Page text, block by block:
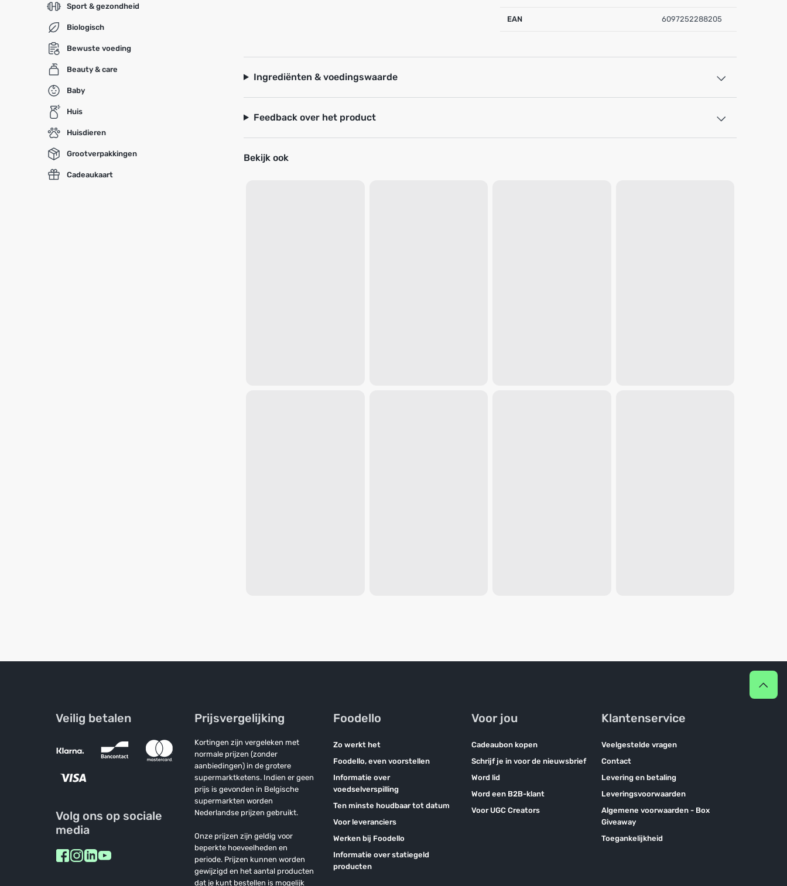
Sport & gezondheid
Biologisch
Bewuste voeding
Beauty & care
Baby
Huis
Huisdieren
Grootverpakkingen
Cadeaukaart
EAN 6097252288205
Ingrediënten & voedingswaarde
Feedback over het product
Bekijk ook
Veilig betalen
Volg ons op sociale
media
Prijsvergelijking
Kortingen zijn vergeleken met
normale prijzen (zonder
aanbiedingen) in de grotere
supermarktketens. Indien er geen
prijs is gevonden in Belgische
supermarkten worden
Nederlandse prijzen gebruikt.
Onze prijzen zijn geldig voor
beperkte hoeveelheden en
periode. Prijzen kunnen worden
gewijzigd en het aantal producten
dat je kunt bestellen is mogelijk
Foodello
Zo werkt het
Foodello, even voorstellen
Informatie over
voedselverspilling
Ten minste houdbaar tot datum
Voor leveranciers
Werken bij Foodello
Informatie over statiegeld
producten
Voor jou
Cadeaubon kopen
Schrijf je in voor de nieuwsbrief
Word lid
Word een B2B-klant
Voor UGC Creators
Klantenservice
Veelgestelde vragen
Contact
Levering en betaling
Leveringsvoorwaarden
Algemene voorwaarden - Box
Giveaway
Toegankelijkheid